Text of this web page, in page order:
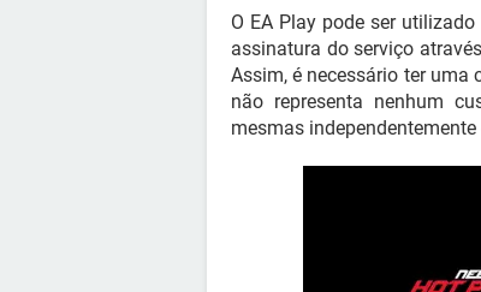
O EA Play pode ser
assinatura do serviço
Assim, é necessário ter uma
não representa nenhum
mesmas